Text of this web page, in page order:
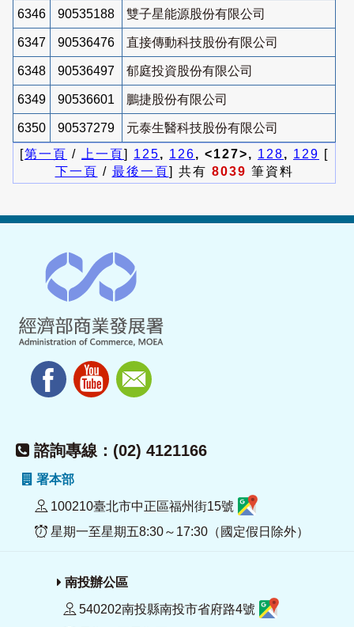
6346 90535188 雙子星能源股份有限公司
6347 90536476 直接傳動科技股份有限公司
6348 90536497 郁庭投資股份有限公司
6349 90536601 鵬捷股份有限公司
6350 90537279
元泰生醫科技股份有限公司
[第一頁 / 上一頁] 125, 126, <127>, 128, 129 [
下一頁 / 最後一頁] 共有 8039 筆資料
諮詢專線：(02) 4121166
署本部
100210臺北市中正區福州街15號
星期一至星期五8:30～17:30（國定假日除外）
南投辦公區
540202南投縣南投市省府路4號